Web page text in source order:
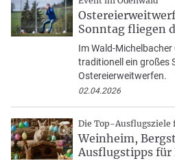
Sonntag fliegen
Im Wald-
traditionell ein großes
Ostereierweitwerfen.
02.04.2026
Die Top-Ausflugsziele
Weinheim,
Ausflugstipps für